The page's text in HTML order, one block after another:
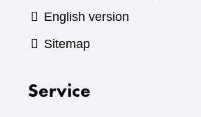
English version
Sitemap
Service